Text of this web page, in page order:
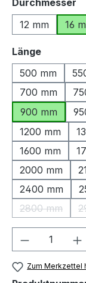
Durchmesser
12 mm
16
Länge
500 mm
700 mm
900 mm
1200 mm
1600 mm
2000 mm
2400 mm
2800 mm
(Diese
Produkt
Zum Merkzettel